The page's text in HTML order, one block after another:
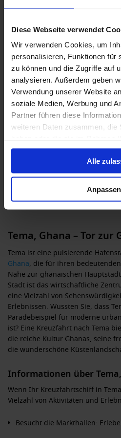
Diese Webseite verwendet
Wir verwenden Cookies, um
personalisieren, Funktionen für
zu können und die Zugriffe auf
analysieren. Außerdem geben
Verwendung unserer Website
soziale Medien, Werbung und
Partner führen diese
weiteren Daten zusammen, die
gesammelt haben.
Alle
Anpassen
Alles Inklusive Wi-Fi Trinkgelder
Sonderpreise mit bis zu 40%
Bis zu 499 € Bordguthaben
31 März 2028
Suiteab
Tema, Ghana – Tor zur
Tema ist eine pulsierende
Ghana, die für ihren
Nähe zur ghanaischen
Stadt ist das wirtschaftliche
eine Vielzahl von
Erlebnissen. Wussten Sie, dass
Paradebeispiel für moderne
ist? Eine Kreuzfahrt nach Tema
die reiche Kultur Ghanas, seine
die wunderschöne
Informationen über
Wenn Ihr Kreuzfahrtschiff in
Vielzahl von Aktivitäten und
Besucht die Markthallen: